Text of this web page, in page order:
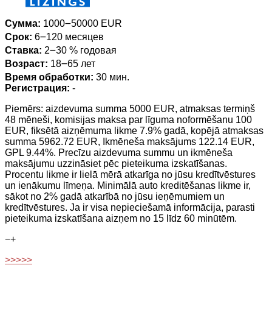
Сумма: 1000౼50000 EUR
Срок: 6౼120 месяцев
Ставка: 2౼30 % годовая
Возраст: 18౼65 лет
Время обработки: 30 мин.
Регистрация: -
Piemērs: aizdevuma summa 5000 EUR, atmaksas termiņš
48 mēneši, komisijas maksa par līguma noformēšanu 100
EUR, fiksētā aizņēmuma likme 7.9% gadā, kopējā atmaksas
summa 5962.72 EUR, Ikmēneša maksājums 122.14 EUR,
GPL 9.44%. Precīzu aizdevuma summu un ikmēneša
maksājumu uzzināsiet pēc pieteikuma izskatīšanas.
Procentu likme ir lielā mērā atkarīga no jūsu kredītvēstures
un ienākumu līmeņa. Minimālā auto kreditēšanas likme ir,
sākot no 2% gadā atkarībā no jūsu ieņēmumiem un
kredītvēstures. Ja ir visa nepieciešamā informācija, parasti
pieteikuma izskatīšana aizņem no 15 līdz 60 minūtēm.
−+
>>>>>